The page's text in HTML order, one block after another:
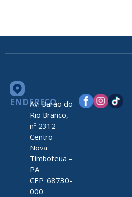
ENDEREÇO
Av. Barão do
Rio Branco,
nº 2312
Centro –
Nova
Timboteua –
PA
CEP: 68730-
000